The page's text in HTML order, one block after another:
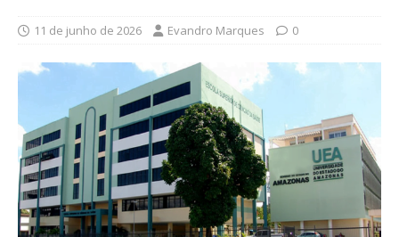
11 de junho de 2026 Evandro Marques 0